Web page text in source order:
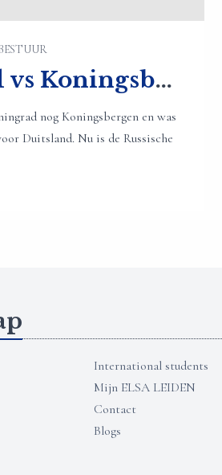
Kaliningrad vs Koningsbergen
nog Koningsbergen en was
Duitsland. Nu is de Russische
International students
Mijn ELSA LEIDEN
Contact
Blogs